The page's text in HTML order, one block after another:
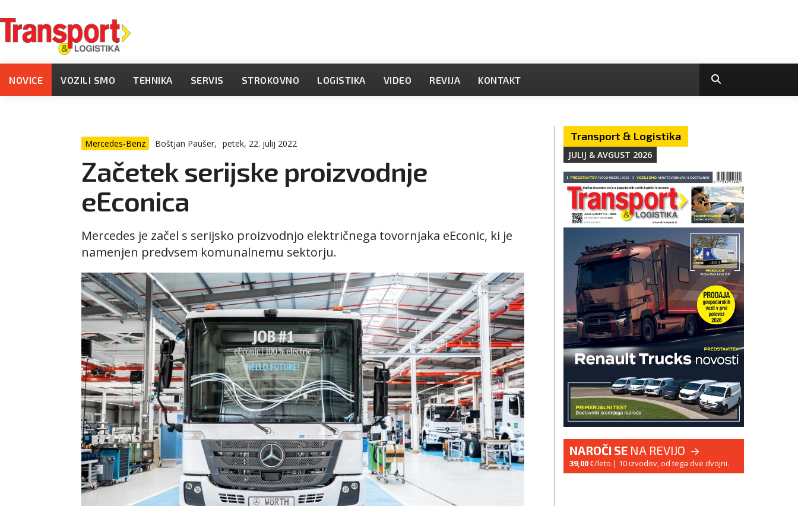
NOVICE VOZILI SMO TEHNIKA SERVIS STROKOVNO LOGISTIKA VIDEO REVIJA KONTAKT
Mercedes-Benz Boštjan Paušer, petek, 22. julij 2022
Začetek serijske proizvodnje
eEconica
Mercedes je začel s serijsko proizvodnjo električnega tovornjaka eEconic, ki je
namenjen predvsem komunalnemu sektorju.
Transport & Logistika
JULIJ & AVGUST 2026
NAROČI SE NA REVIJO
39,00€/leto | 10 izvodov, od tega dve dvojni.